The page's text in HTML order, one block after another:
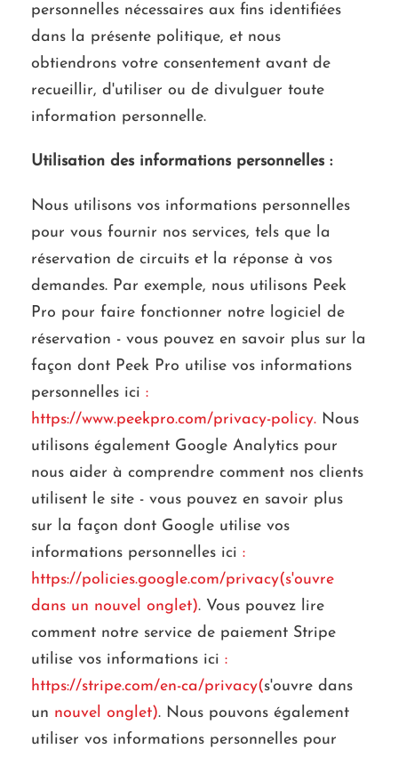
personnelles nécessaires aux fins identifiées
dans la présente politique, et nous
obtiendrons votre consentement avant de
recueillir, d'utiliser ou de divulguer toute
information personnelle.
Utilisation des informations personnelles :
Nous utilisons vos informations personnelles
pour vous fournir nos services, tels que la
réservation de circuits et la réponse à vos
demandes. Par exemple, nous utilisons Peek
Pro pour faire fonctionner notre logiciel de
réservation - vous pouvez en savoir plus sur la
façon dont Peek Pro utilise vos informations
personnelles ici :
https://www.peekpro.com/privacy-policy. Nous
utilisons également Google Analytics pour
nous aider à comprendre comment nos clients
utilisent le site - vous pouvez en savoir plus
sur la façon dont Google utilise vos
informations personnelles ici :
https://policies.google.com/privacy(s'ouvre
dans un nouvel onglet). Vous pouvez lire
comment notre service de paiement Stripe
utilise vos informations ici :
https://stripe.com/en-ca/privacy(s'ouvre dans
un nouvel onglet). Nous pouvons également
utiliser vos informations personnelles pour